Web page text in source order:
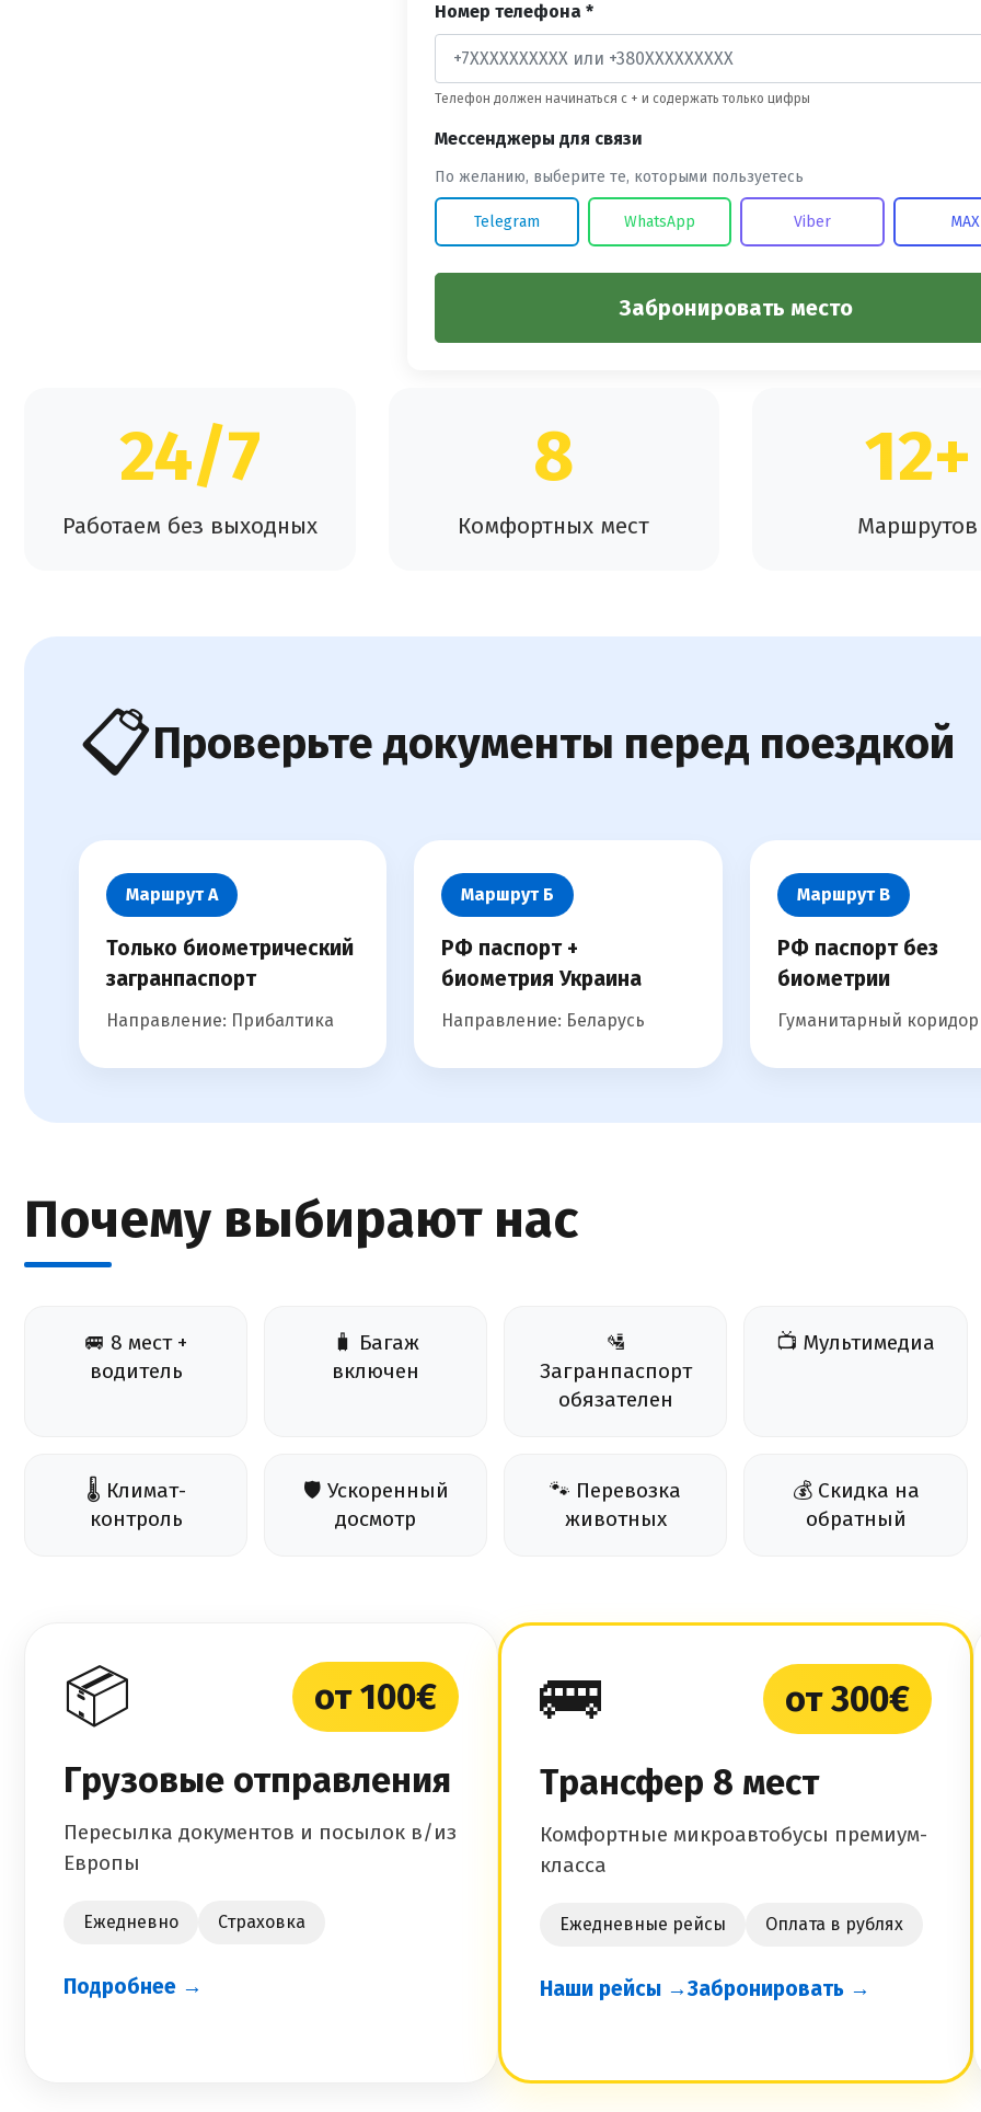
Номер телефона *
Телефон должен начинаться с + и содержать только цифры
Мессенджеры для связи
По желанию, выберите те, которыми пользуетесь
Telegram WhatsApp Viber MAX
Забронировать место
24/7
Работаем без выходных
8
Комфортных мест
12+
Маршрутов
📋Проверьте документы перед поездкой
Маршрут А
Только биометрический
загранпаспорт
Направление: Прибалтика
Маршрут Б
РФ паспорт +
биометрия Украина
Направление: Беларусь
Маршрут В
РФ паспорт без
биометрии
Гуманитарный коридор
Почему выбирают нас
🚐 8 мест +
водитель
🧳 Багаж
включен
🛂
Загранпаспорт
обязателен
📺 Мультимедиа
🌡️ Климат-
контроль
🛡️ Ускоренный
досмотр
🐾 Перевозка
животных
💰 Скидка на
обратный
📦
от 100€
Грузовые отправления
Пересылка документов и посылок в/из
Европы
Ежедневно Страховка
Подробнее →
🚌
от 300€
Трансфер 8 мест
Комфортные микроавтобусы премиум-
класса
Ежедневные рейсы Оплата в рублях
Наши рейсы →Забронировать →